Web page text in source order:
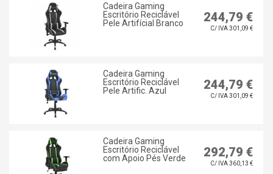
Cadeira Gaming
Escritório Reciclável
Pele Artifícial Branco
244,79 €
C/ IVA 301,09 €
Cadeira Gaming
Escritório Reciclável
Pele Artific. Azul
244,79 €
C/ IVA 301,09 €
Cadeira Gaming
Escritório Reciclável
com Apoio Pés Verde
292,79 €
C/ IVA 360,13 €